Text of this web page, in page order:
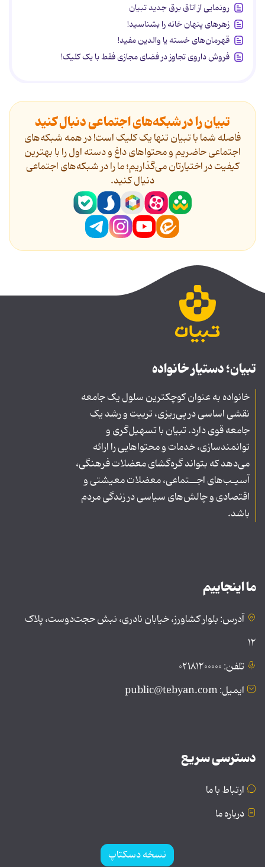
رونمایی از اتاق برق جدید تبیان
زهرهای پنهان خانه را بشناسید!
قهرمان‌های خسته یا والدین مفید!
فروش داروی تجاوز در فضای مجازی فقط با یک کلیک!
تبیان را در شبکه‌های اجتماعی دنبال کنید
فاصله شما با تبیان تنها یک کلیک است! در همه شبکه‌های
اجتماعی حاضریم و محتواهای داغ و دسته اول را با بهترین
کیفیت در اختیارتان می‌گذاریم؛ ما را در شبکه‌های اجتماعی
دنیال کنید.
تبیان؛ دستیار خانواده
خانواده به عنوان کوچکترین سلول یک جامعه
نقشی اساسی در پی‌ریزی، تربیت و رشد یک
جامعه قوی دارد. تبیان با تسهیل‌گری و
توانمندسازی، خدمات و محتواهایی را ارائه
می‌دهد که بتواند گره‌گشای معضلات فرهنگی،
آسیـب‌های اجــتماعی، معضلات معیشتی و
اقتصادی و چالش‌های سیاسی در زندگی مردم
باشد.
ما اینجاییم
آدرس: بلوار کشاورز، خیابان نادری، نبش حجت‌دوست، پلاک
۱۲
تلفن: ۰۲۱۸۱۲۰۰۰۰۰
ایمیل: public@tebyan.com
دسترسی سریع
ارتباط با ما
درباره ما
نسخه دسکتاپ